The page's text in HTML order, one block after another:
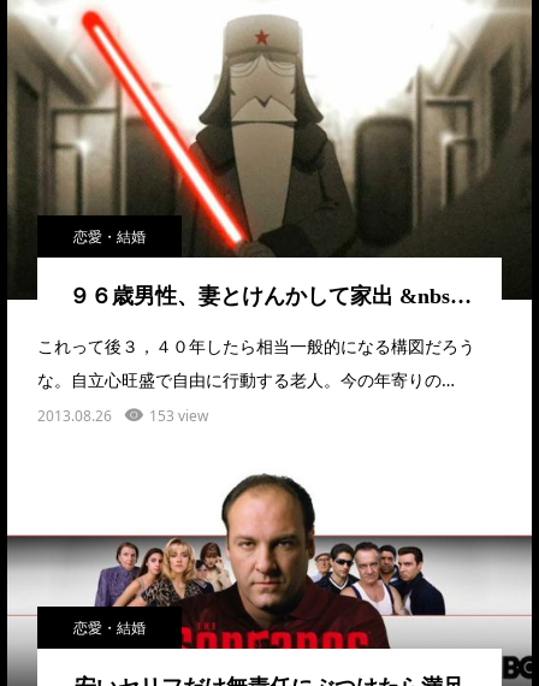
恋愛・結婚
９６歳男性、妻とけんかして家出 &nbs…
これって後３，４０年したら相当一般的になる構図だろう
な。自立心旺盛で自由に行動する老人。今の年寄りの…
2013.08.26 153 view
恋愛・結婚